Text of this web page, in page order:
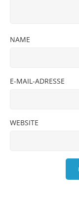
NAME
E-MAIL-ADRESSE
WEBSITE